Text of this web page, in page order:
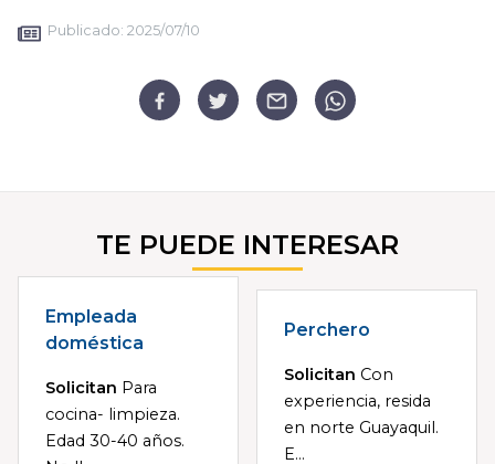
Publicado: 2025/07/10
TE PUEDE INTERESAR
Empleada
doméstica
Solicitan Para
cocina- limpieza.
Edad 30-40 años.
Perchero
Solicitan Con
experiencia, resida
en norte Guayaquil.
E...